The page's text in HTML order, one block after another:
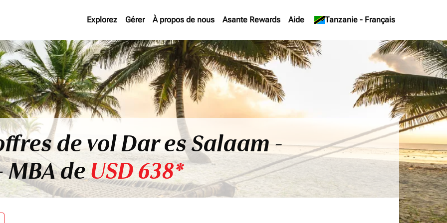
Explorez Gérer À propos de nous Asante Rewards Aide Tanzanie - Français
keyboard_arrow_down
de vol Dar es Salaam -
MBA deUSD 638*